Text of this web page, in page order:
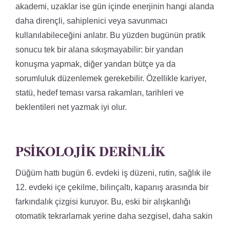
akademi, uzaklar ise gün içinde enerjinin hangi alanda
daha dirençli, sahiplenici veya savunmacı
kullanılabileceğini anlatır. Bu yüzden bugünün pratik
sonucu tek bir alana sıkışmayabilir: bir yandan
konuşma yapmak, diğer yandan bütçe ya da
sorumluluk düzenlemek gerekebilir. Özellikle kariyer,
statü, hedef teması varsa rakamları, tarihleri ve
beklentileri net yazmak iyi olur.
PSIKOLOJIK DERINLIK
Düğüm hattı bugün 6. evdeki iş düzeni, rutin, sağlık ile
12. evdeki içe çekilme, bilinçaltı, kapanış arasında bir
farkındalık çizgisi kuruyor. Bu, eski bir alışkanlığı
otomatik tekrarlamak yerine daha sezgisel, daha sakin